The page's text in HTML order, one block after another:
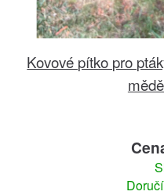
Kovové pítko pro